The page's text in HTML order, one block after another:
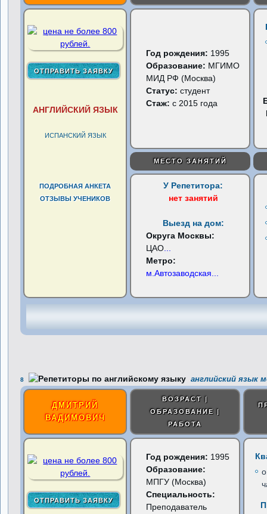
АНГЛИЙСКИЙ ЯЗЫК
ИСПАНСКИЙ ЯЗЫК
ПОДРОБНАЯ АНКЕТА
ОТЗЫВЫ УЧЕНИКОВ
Год рождения: 1995
Образование: МГИМО
МИД РФ (Москва)
Статус:студент
Стаж: с 2015 года
МЕСТО ЗАНЯТИЙ
У Репетитора:
нет занятий
Выезд на дом:
Округа Москвы:
ЦАО
Метро:
м.Автозаводская
8 английский язык
ДМИТРИЙ
ВАДИМОВИЧ
ВОЗРАСТ |
ОБРАЗОВАНИЕ |
РАБОТА
Год рождения: 1995
Образование:
МПГУ (Москва)
Специальность:
Преподаватель